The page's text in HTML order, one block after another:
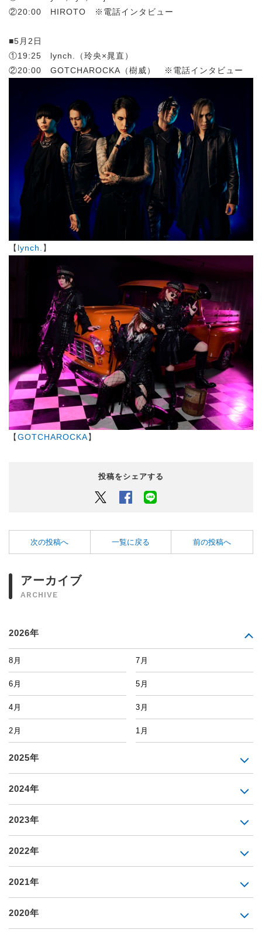
②20:00 HIROTO ※電話インタビュー
■5月2日
①19:25 lynch.（玲央×晁直）
②20:00 GOTCHAROCKA（樹威） ※電話インタビュー
【 lynch. 】
【GOTCHAROCKA】
投稿をシェアする
Twitter Facebook
次の投稿へ 一覧に戻る 前の投稿へ
アーカイブ
ARCHIVE
2026年
8月 7月
6月 5月
4月 3月
2月 1月
2025年
2024年
2023年
2022年
2021年
2020年